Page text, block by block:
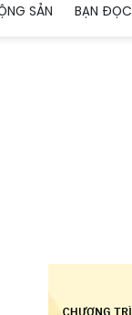
SẢN BẠN ĐỌC